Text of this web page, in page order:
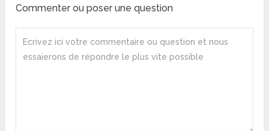
Commenter ou poser une question